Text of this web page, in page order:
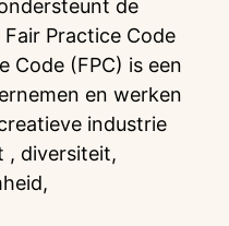
de
Practice Code
Code (FPC) is een
en werken
industrie
, diversiteit,